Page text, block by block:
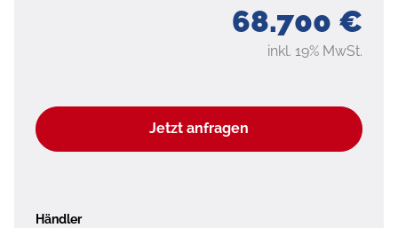
68.700 €
inkl. 19% MwSt.
Jetzt anfragen
Händler